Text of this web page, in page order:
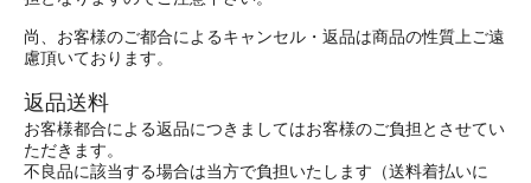
尚、お客様のご都合によるキャンセル・返品は商品の性質上ご遠
慮頂いております。
返品送料
お客様都合による返品につきましてはお客様のご負担とさせてい
ただきます。
不良品に該当する場合は当方で負担いたします（送料着払いに